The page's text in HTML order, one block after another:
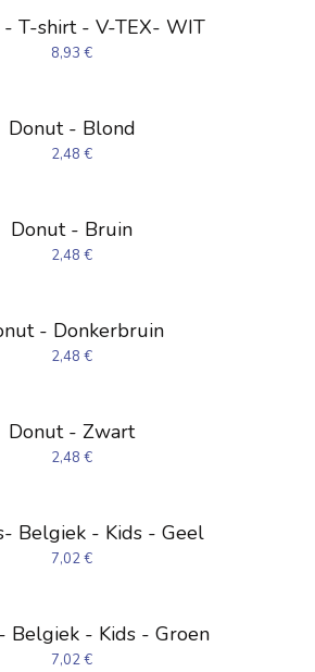
- T-shirt - V-TEX- WIT
8,93 €
Donut - Blond
2,48 €
Donut - Bruin
2,48 €
- Donkerbruin
2,48 €
Donut - Zwart
2,48 €
Belgiek - Kids - Geel
7,02€
Belgiek - Kids - Groen
7,02€